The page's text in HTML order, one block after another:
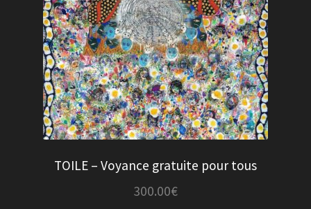
TOILE – Voyance gratuite pour tous
300.00€